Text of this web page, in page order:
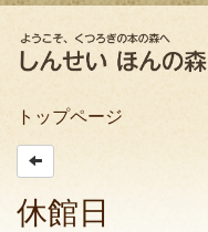
トップページ
休館日